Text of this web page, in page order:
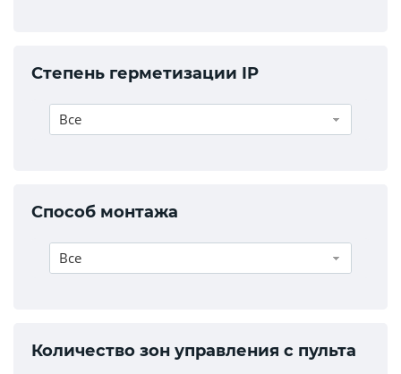
Степень герметизации IP
Все
Способ монтажа
Все
Количество зон управления с пульта